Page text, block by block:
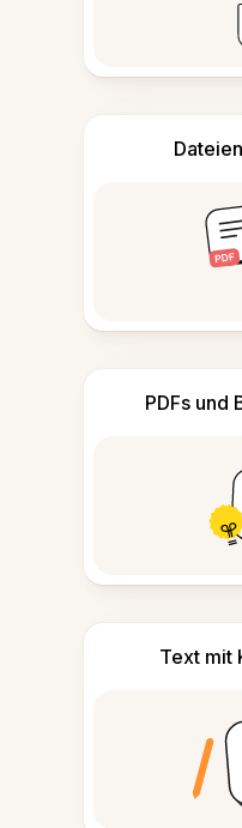
PDFs und
Text mit